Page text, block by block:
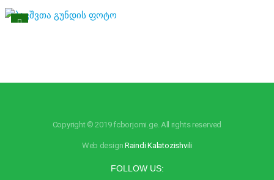
Copyright © 2019 fcborjomi.ge. All rights reserved
Web design Raindi Kalatozishvili
FOLLOW US: